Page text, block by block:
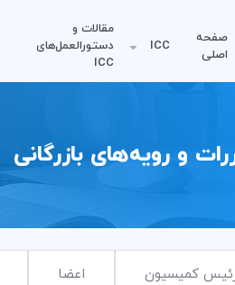
صفحه
اصلی
ICC
مقالات و
دستورالعمل‌های
ICC
و رویه‌های بازرگانی
کمیسیون اعضا